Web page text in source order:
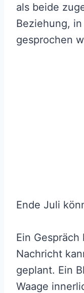
als beide
Beziehung,
gesprochen
Ende Juli
Ein
Nachricht
geplant. Ein
Waage